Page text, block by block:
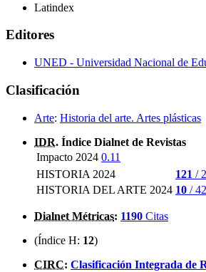
Latindex
Editores
UNED - Universidad Nacional de
Clasificación
Arte: Historia del arte. Artes plásticas
IDR. Índice Dialnet de Revistas
Impacto 2024 0.11
HISTORIA 2024
121 /
HISTORIA DEL ARTE 2024 10 / 42
Dialnet Métricas: 1190 Citas
(Índice H: 12)
CIRC: Clasificación Integrada de